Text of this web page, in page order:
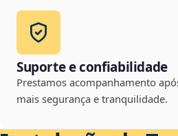
Suporte e confiabilidade
Prestamos acompanhamento
mais segurança e tranquilidade.